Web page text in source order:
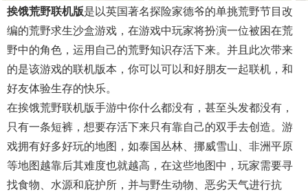
挨饿荒野联机版是以英国著名探险家德爷的单挑荒野节目改
编的荒野求生沙盒游戏，在游戏中玩家将扮演一位被困在荒
野中的角色，运用自己的荒野知识存活下来。并且此次带来
的是该游戏的联机版本，你可以可以和好朋友一起联机，和
好友体验生存的快乐。
在挨饿荒野联机版手游中你什么都没有，甚至头发都没有，
只有一条短裤，想要存活下来只有靠自己的双手去创造。游
戏拥有好多好玩的地图，如泰国丛林、挪威雪山、非洲平原
等地图越靠后其难度也就越高，在这些地图中，玩家需要寻
找食物、水源和庇护所，并与野生动物、恶劣天气进行抗